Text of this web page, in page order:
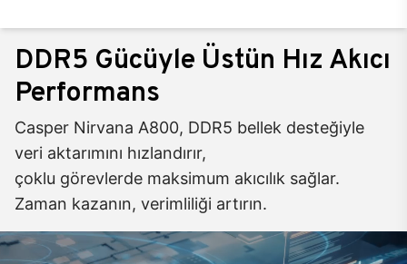
DDR5 Gücüyle Üstün Hız Akıcı
Performans
Casper Nirvana A800, DDR5 bellek desteğiyle
veri aktarımını hızlandırır,
çoklu görevlerde maksimum akıcılık sağlar.
Zaman kazanın, verimliliği artırın.